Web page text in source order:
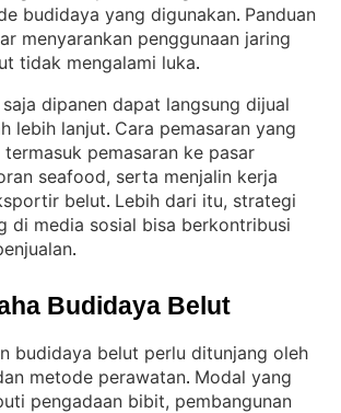
budidaya yang digunakan. Panduan
menyarankan penggunaan jaring
tidak mengalami luka.
dipanen dapat langsung dijual
lebih lanjut. Cara pemasaran yang
pemasaran ke pasar
seafood, serta menjalin kerja
belut. Lebih dari itu, strategi
di media sosial bisa berkontribusi
.
Budidaya Belut
budidaya belut perlu ditunjang oleh
metode perawatan. Modal yang
pengadaan bibit, pembangunan